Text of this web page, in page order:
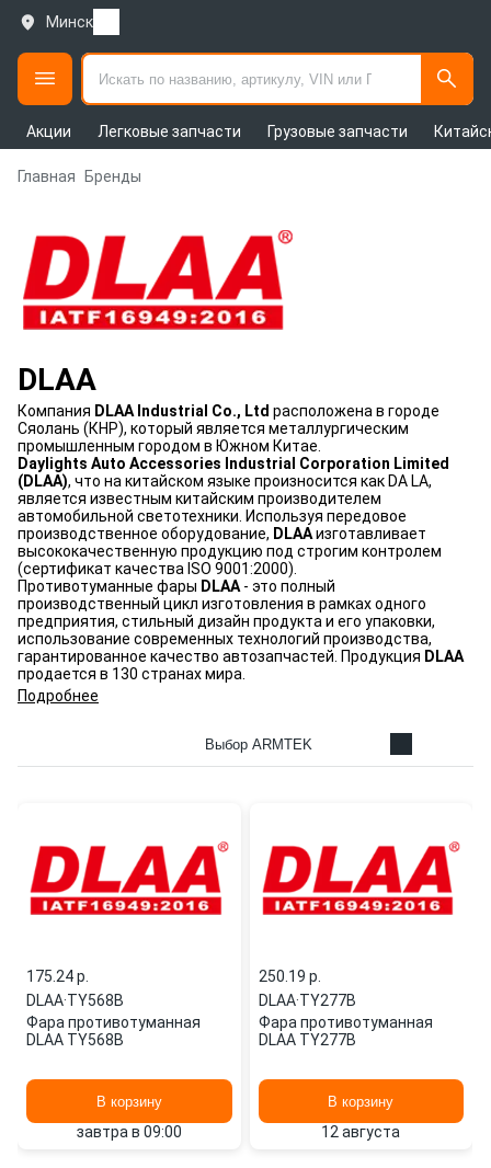
Минск
Акции Легковые запчасти Грузовые запчасти
Главная Бренды
DLAA
Компания DLAA Industrial Co., Ltd расположена в городе
Сяолань (КНР), который является металлургическим
промышленным городом в Южном Китае.
Daylights Auto Accessories Industrial Corporation Limited
(DLAA), что на китайском языке произносится как DA LA,
является известным китайским производителем
автомобильной светотехники . Используя передовое
производственное оборудование, DLAAизготавливает
высококачественную продукцию под строгим контролем
(сертификат качества ISO 9001:2000).
Противотуманные фары DLAA - это полный
производственный цикл изготовления в рамках одного
предприятия, стильный дизайн продукта и его упаковки,
использование современных технологий производства,
гарантированное качество автозапчастей. Продукция DLAA
продается в 130 странах мира.
Подробнее
Выбор ARMTEK
175.24 p.
DLAA·TY568B
Фара противотуманная
DLAA TY568B
В корзину
завтра в 09:00
250.19 p.
DLAA·TY277B
Фара противотуманная
DLAA TY277B
В корзину
12 августа